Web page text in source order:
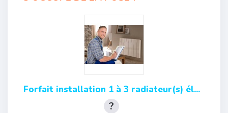
Forfait installation 1 à 3 radiateur(s) él...